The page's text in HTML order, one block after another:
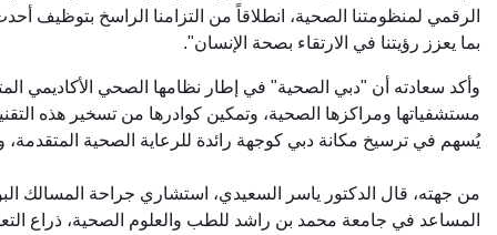
الرقمي لمنظومتنا الصحية، انطلاقاً من التزامنا الراسخ بتوظيف
بما يعزز رؤيتنا في الارتقاء بصحة الإنسان".
وأكد سعادته أن "دبي الصحية" في إطار نظامها الصحي الأكاديمي
مستشفياتها ومراكزها الصحية، وتمكين كوادرها من تسخير هذه
يُسهم في ترسيخ مكانة دبي كوجهة رائدة للرعاية الصحية المتقدمة،
من جهته، قال الدكتور ياسر السعيدي، استشاري جراحة المسالك
المساعد في جامعة محمد بن راشد للطب والعلوم الصحية، ذراع